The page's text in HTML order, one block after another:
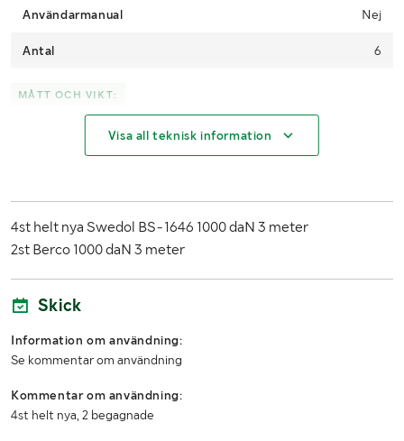
Användarmanual Nej
Antal 6
MÅTT OCH VIKT:
Visa all teknisk information
4st helt nya Swedol BS-1646 1000 daN 3 meter
2st Berco 1000 daN 3 meter
Skick
Information om användning:
Se kommentar om användning
Kommentar om användning:
4st helt nya, 2 begagnade